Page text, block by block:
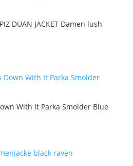
DUAN JACKET Damen lush
With It Parka Smolder Blue
€.